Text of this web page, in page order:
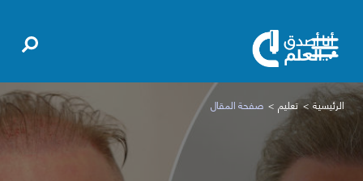
الرئيسية تعليم صفحة المقال